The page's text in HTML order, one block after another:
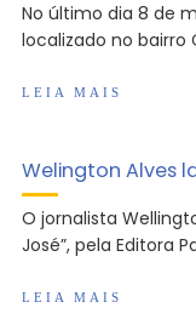
No último dia 8 de
localizado no bairro
LEIA MAIS
Welington Alves
O jornalista
José”, pela Editora
LEIA MAIS